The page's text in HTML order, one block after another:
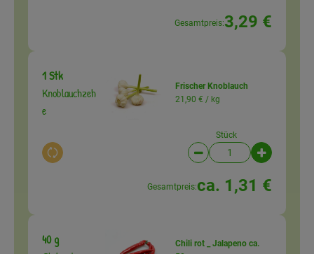
Gesamtpreis:3,29 €
1 Stk
Knoblauchzeh
e
Auswahl ändern
Frischer Knoblauch
21,90 € / kg
Stück
Artikelanzahl
Gesamtpreis:ca. 1,31 €
40 g
Chili rot _ Jalapeno ca.